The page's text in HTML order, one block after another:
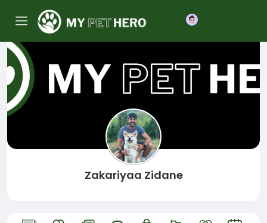
Zakariyaa Zidane